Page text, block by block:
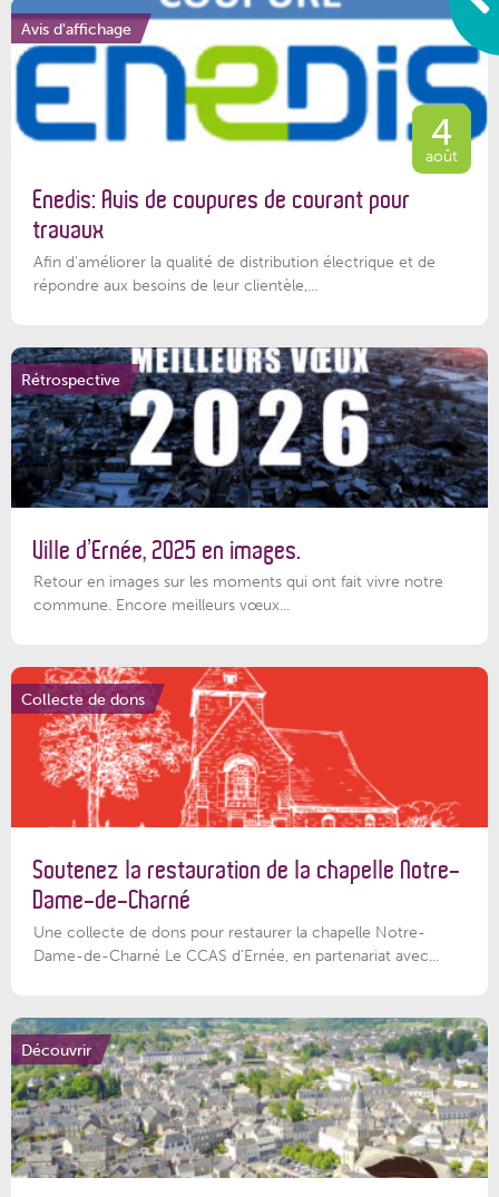
Avis d'affichage
4
août
Enedis: Avis de coupures de courant pour
travaux
Afin d’améliorer la qualité de distribution électrique et de
répondre aux besoins de leur clientèle,...
Rétrospective
Ville d’Ernée, 2025 en images.
Retour en images sur les moments qui ont fait vivre notre
commune. Encore meilleurs vœux...
Collecte de dons
Soutenez la restauration de la chapelle Notre-
Dame-de-Charné
Une collecte de dons pour restaurer la chapelle Notre-
Dame-de-Charné Le CCAS d’Ernée, en partenariat avec...
Découvrir